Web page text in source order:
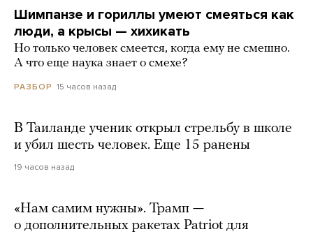
Шимпанзе и гориллы умеют смеяться как
люди, а крысы — хихикать
Но только человек смеется, когда ему не смешно.
А что еще наука знает о смехе?
РАЗБОР 15 часов назад
В Таиланде ученик открыл стрельбу в школе
и убил шесть человек. Еще 15 ранены
19 часов назад
«Нам самим нужны». Трамп —
о дополнительных ракетах Patriot для